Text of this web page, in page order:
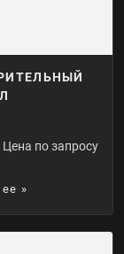
Цена по запросу
»